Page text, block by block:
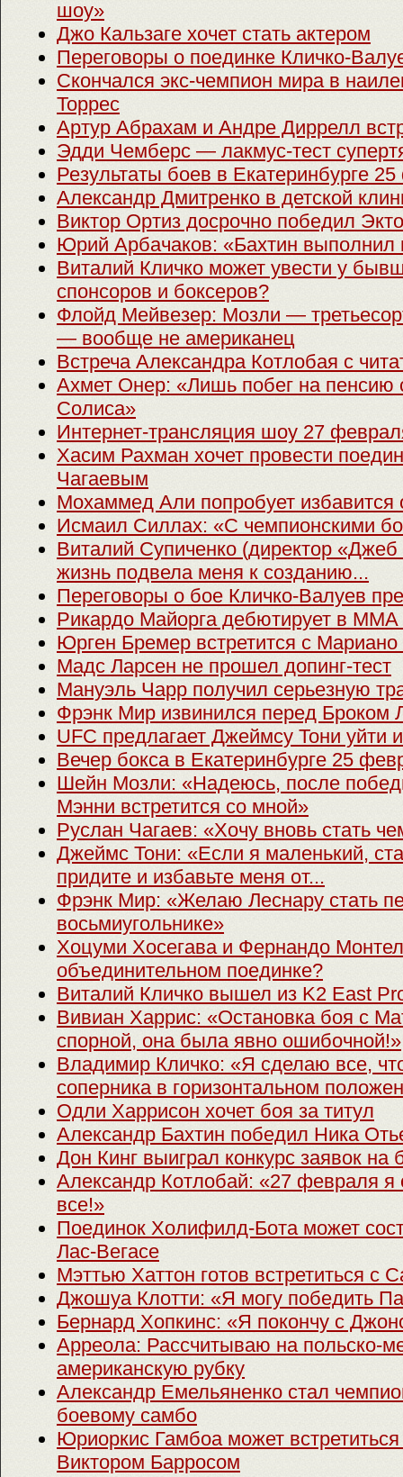
шоу»
Джо Кальзаге хочет стать актером
Переговоры о поединке Кличко-
Скончался экс-чемпион мира в
Торрес
Артур Абрахам и Андре Диррелл
Эдди Чемберс — лакмус-тест
Результаты боев в Екатеринбурге
Александр Дмитренко в детской
Виктор Ортиз досрочно победил
Юрий Арбачаков: «Бахтин выполнил
Виталий Кличко может увести у
спонсоров и боксеров?
Флойд Мейвезер: Мозли —
— вообще не американец
Встреча Александра Котлобая с
Ахмет Онер: «Лишь побег на пенсию
Солиса»
Интернет-трансляция шоу 27
Хасим Рахман хочет провести
Чагаевым
Мохаммед Али попробует избавится
Исмаил Силлах: «С чемпионскими
Виталий Супиченко (директор
жизнь подвела меня к созданию...
Переговоры о бое Кличко-Валуев
Рикардо Майорга дебютирует в
Юрген Бремер встретится с Мариано
Мадс Ларсен не прошел допинг-тест
Мануэль Чарр получил серьезную
Фрэнк Мир извинился перед Броком
UFC предлагает Джеймсу Тони уйти
Вечер бокса в Екатеринбурге 25
Шейн Мозли: «Надеюсь, после
Мэнни встретится со мной»
Руслан Чагаев: «Хочу вновь стать
Джеймс Тони: «Если я маленький,
придите и избавьте меня от...
Фрэнк Мир: «Желаю Леснару стать
восьмиугольнике»
Хоцуми Хосегава и Фернандо
объединительном поединке?
Виталий Кличко вышел из K2 East
Вивиан Харрис: «Остановка боя с
спорной, она была явно ошибочной!»
Владимир Кличко: «Я сделаю все,
соперника в горизонтальном
Одли Харрисон хочет боя за титул
Александр Бахтин победил Ника
Дон Кинг выиграл конкурс заявок
Александр Котлобай: «27 февраля
все!»
Поединок Холифилд-Бота может
Лас-Вегасе
Мэттью Хаттон готов встретиться с
Джошуа Клотти: «Я могу победить
Бернард Хопкинс: «Я покончу с
Арреола: Рассчитываю на польско-
американскую рубку
Александр Емельяненко стал
боевому самбо
Юриоркис Гамбоа может
Виктором Барросом